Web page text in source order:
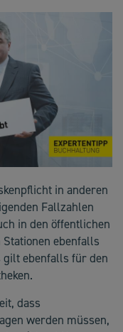
in anderen
Fallzahlen
in den öffentlichen
ebenfalls
gilt ebenfalls für den
dass
werden müssen,